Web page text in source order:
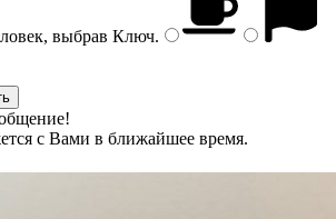
выбрав Ключ.
с Вами в ближайшее время.